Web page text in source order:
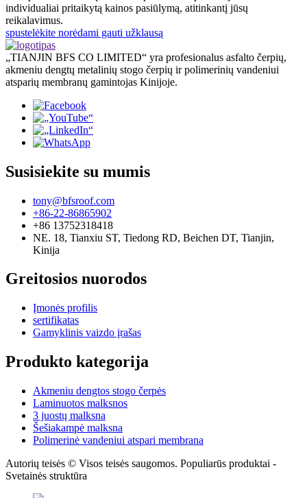
individualiai pritaikytą kainos pasiūlymą, atitinkantį jūsų
reikalavimus.
spustelėkite norėdami gauti užklausą
„TIANJIN BFS CO LIMITED“ yra profesionalus asfalto čerpių,
akmeniu dengtų metalinių stogo čerpių ir polimerinių vandeniui
atsparių membranų gamintojas Kinijoje.
Susisiekite su mumis
tony@bfsroof.com
+86-22-86865902
+86 13752318418
NE. 18, Tianxiu ST, Tiedong RD, Beichen DT, Tianjin,
Kinija
Greitosios nuorodos
Įmonės profilis
sertifikatas
Gamyklinis vaizdo įrašas
Produkto kategorija
Akmeniu dengtos stogo čerpės
Laminuotos malksnos
3 juostų malksna
Šešiakampė malksna
Polimerinė vandeniui atspari membrana
Autorių teisės © Visos teisės saugomos. Populiarūs produktai -
Svetainės struktūra